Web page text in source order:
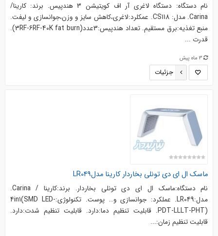
نام دستگاه: دستگاه لاغری آر اف کویتیشن 3 هندپیس. برند: کارینا/
Carina. مدل: CS118. عمکلرد:لاغری،کاهش سایز و وزن،جوانسازی و لیفت.
منبع تغذیه:برق مستقیم. تعداد هندپیس:3عدد(3RF-6RF-40K fat burn).
قدرت ...
3 ماه پیش
جزئیات
ماسک ال ای دی تونلی بخاردار کارینا مدلLR049
نام دستگاه:ماسک ال ای دی تونلی بخاردار. برند:کارینا / Carina.
مدل:LR049. عملکرد: جوانسازی و… پوست. تکنولوژی:4in1(SMD LED-
PDT-LLLT-PHT). قابلیت تنظیم دما:دارد. قابلیت تنظیم شدت:دارد.
قابلیت تنظیم زمان:...